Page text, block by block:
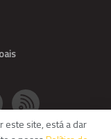
este site, está a dar